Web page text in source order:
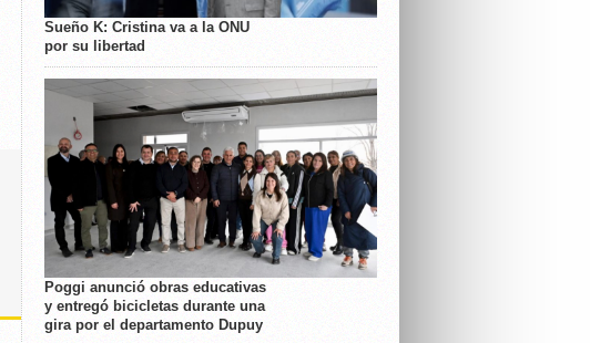
Sueño K: Cristina va a la ONU
por su libertad
Poggi anunció obras educativas
y entregó bicicletas durante una
gira por el departamento Dupuy